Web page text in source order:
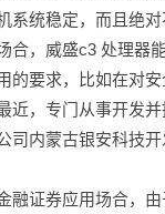
系统稳定，而且绝
合，威盛c3 处理器
的要求，比如在对
近，专门从事开发
司内蒙古银安科技
证券应用场合，由